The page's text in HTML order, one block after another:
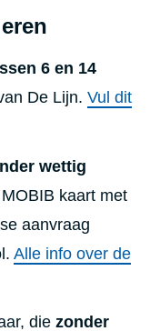
6 en 14
De Lijn. Vul dit
wettig
kaart met
aanvraag
Alle info over de
die zonder